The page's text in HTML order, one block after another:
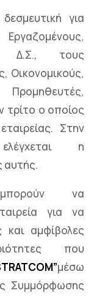
για
Δ.Σ., τους
Οικονομικούς,
τρίτο ο οποίος
Στην
η
αυτής.
να
για να
αμφίβολες
που
μέσω
Συμμόρφωσης